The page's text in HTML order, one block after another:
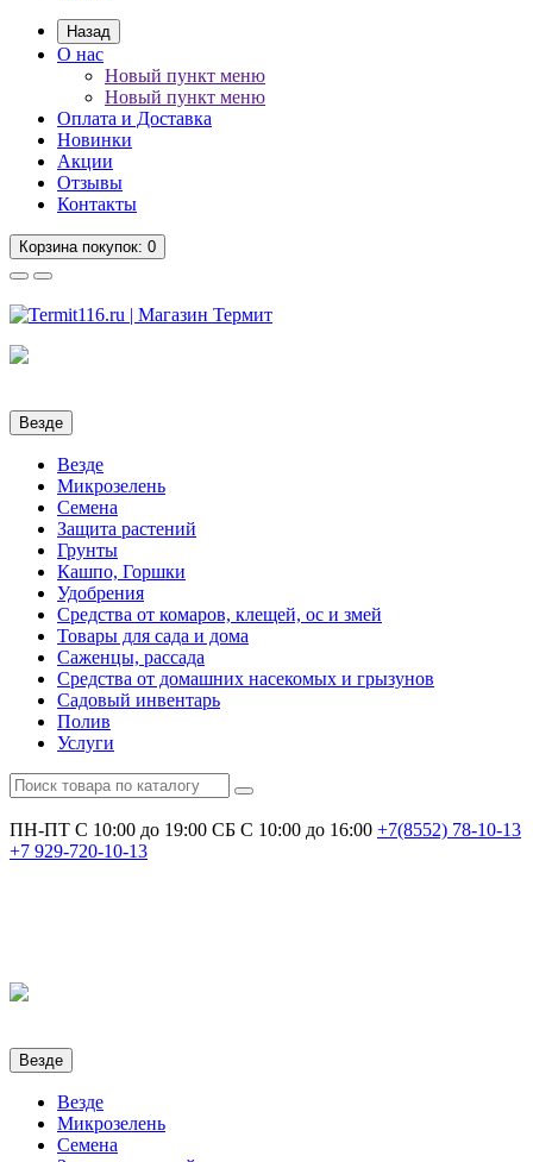
Назад
О нас
Новый пункт меню
Новый пункт меню
Оплата и Доставка
Новинки
Акции
Отзывы
Контакты
Корзинапокупок: 0
Везде
Везде
Микрозелень
Семена
Защита растений
Грунты
Кашпо, Горшки
Удобрения
Средства от комаров, клещей, ос и змей
Товары для сада и дома
Саженцы, рассада
Средства от домашних насекомых и грызунов
Садовый инвентарь
Полив
Услуги
ПН-ПТ С 10:00 до 19:00 СБ С 10:00 до 16:00 +7(8552) 78-10-13
+7 929-720-10-13
Везде
Везде
Микрозелень
Семена